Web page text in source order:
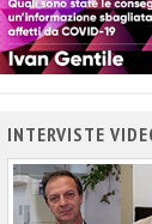
INTERVISTE